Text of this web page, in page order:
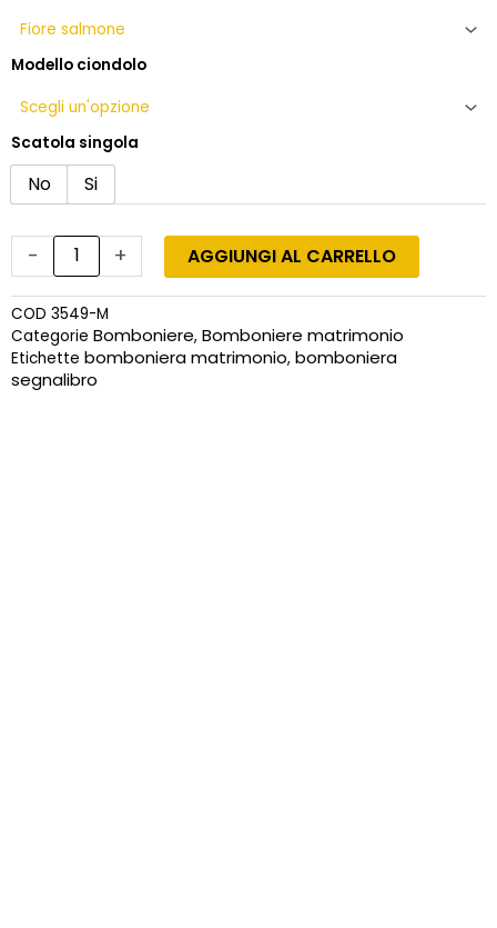
Modello ciondolo
Scatola singola
No Si
- + AGGIUNGI AL CARRELLO
COD 3549-M
Categorie Bomboniere, Bomboniere matrimonio
Etichette bomboniera matrimonio, bomboniera
segnalibro